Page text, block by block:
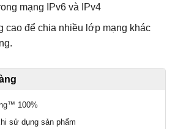
mạng IPv6 và IPv4
cao để chia nhiều lớp mạng khác
100%
sử dụng sản phẩm